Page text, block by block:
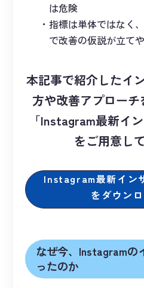
は危険
指標は単体ではなく
で改善の仮説が立て
本記事で紹介したイ
方や改善アプロー
「Instagram最新イ
をご用意し
Instagram最新イン
をダウン
なぜ今、Instagramの
ったのか